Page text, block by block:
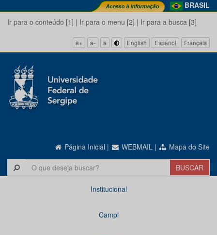
BRASIL
Ir para o conteúdo [1] | Ir para o menu [2] | Ir para a busca [3]
a+ a- a English Español Français
Página Inicial | WEBMAIL | Mapa do Site
Institucional
Campi